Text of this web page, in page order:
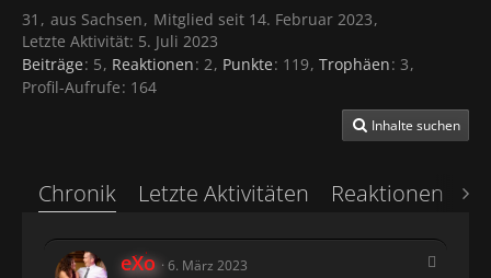
31
aus Sachsen
Mitglied seit 14. Februar 2023
Letzte Aktivität: 5. Juli 2023
Beiträge 5 Reaktionen 2 Punkte 119 Trophäen 3
Profil-Aufrufe 164
Inhalte suchen
Chronik Letzte Aktivitäten Reaktionen
eXo
6. März 2023